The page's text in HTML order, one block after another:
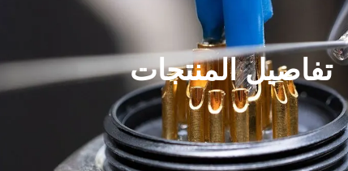
تفاصيل المنتجات